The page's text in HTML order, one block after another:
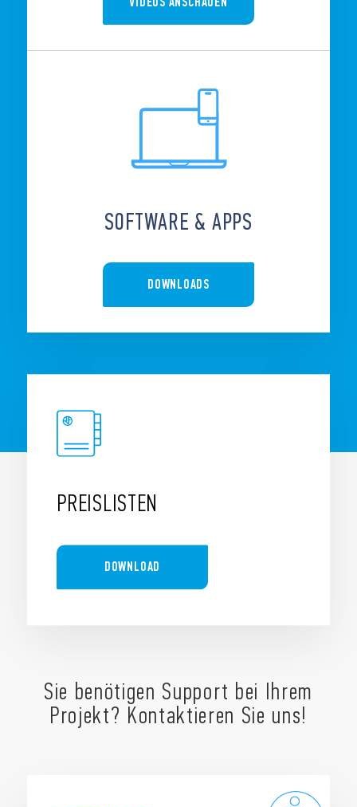
SOFTWARE & APPS
DOWNLOADS
PREISLISTEN
DOWNLOAD
Sie benötigen Support bei Ihrem
Projekt? Kontaktieren Sie uns!